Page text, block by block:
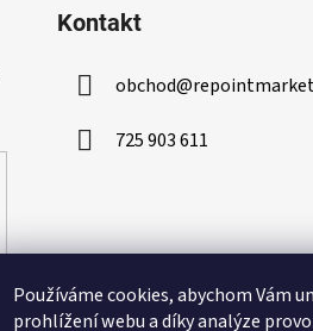
Používáme cookies, abychom Vám
prohlížení webu a díky analýze
Kontakt
obchod@
725 903 611